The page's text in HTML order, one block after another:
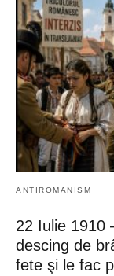
ANTIROMANISM
22 Iulie 1910
descing de
fete şi le fac